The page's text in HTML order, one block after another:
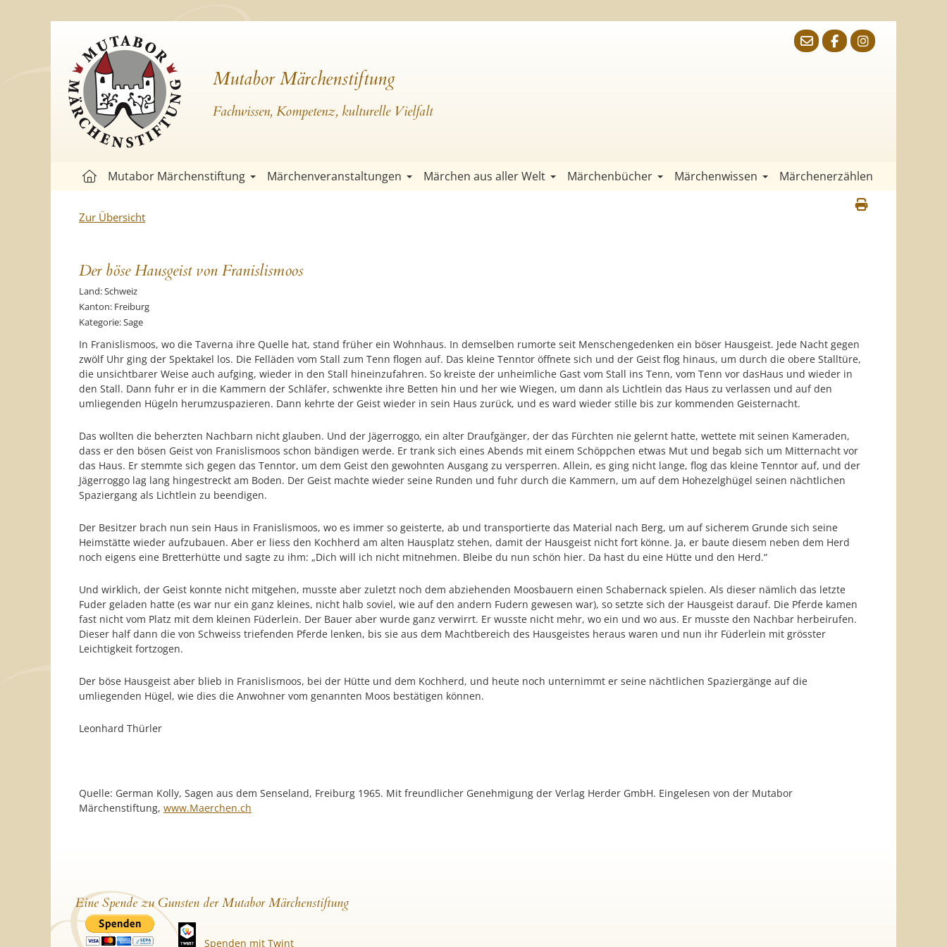
Mutabor Märchenstiftung
Fachwissen, Kompetenz, kulturelle Vielfalt
Mutabor Märchenstiftung Märchenveranstaltungen Märchen aus aller Welt Märchenbücher Märchenwissen Märchenerzählen
Zur Übersicht
Der böse Hausgeist von Franislismoos
Land: Schweiz
Kanton: Freiburg
Kategorie: Sage
In Franislismoos, wo die Taverna ihre Quelle hat, stand früher ein Wohnhaus. In demselben rumorte seit Menschengedenken ein böser Hausgeist. Jede Nacht gegen
zwölf Uhr ging der Spektakel los. Die Felläden vom Stall zum Tenn flogen auf. Das kleine Tenntor öffnete sich und der Geist flog hinaus, um durch die obere Stalltüre,
die unsichtbarer Weise auch aufging, wieder in den Stall hineinzufahren. So kreiste der unheimliche Gast vom Stall ins Tenn, vom Tenn vor dasHaus und wieder in
den Stall. Dann fuhr er in die Kammern der Schläfer, schwenkte ihre Betten hin und her wie Wiegen, um dann als Lichtlein das Haus zu verlassen und auf den
umliegenden Hügeln herumzuspazieren. Dann kehrte der Geist wieder in sein Haus zurück, und es ward wieder stille bis zur kommenden Geisternacht.
Das wollten die beherzten Nachbarn nicht glauben. Und der Jägerroggo, ein alter Draufgänger, der das Fürchten nie gelernt hatte, wettete mit seinen Kameraden,
dass er den bösen Geist von Franislismoos schon bändigen werde. Er trank sich eines Abends mit einem Schöppchen etwas Mut und begab sich um Mitternacht vor
das Haus. Er stemmte sich gegen das Tenntor, um dem Geist den gewohnten Ausgang zu versperren. Allein, es ging nicht lange, flog das kleine Tenntor auf, und der
Jägerroggo lag lang hingestreckt am Boden. Der Geist machte wieder seine Runden und fuhr durch die Kammern, um auf dem Hohezelghügel seinen nächtlichen
Spaziergang als Lichtlein zu beendigen.
Der Besitzer brach nun sein Haus in Franislismoos, wo es immer so geisterte, ab und transportierte das Material nach Berg, um auf sicherem Grunde sich seine
Heimstätte wieder aufzubauen. Aber er liess den Kochherd am alten Hausplatz stehen, damit der Hausgeist nicht fort könne. Ja, er baute diesem neben dem Herd
noch eigens eine Bretterhütte und sagte zu ihm: „Dich will ich nicht mitnehmen. Bleibe du nun schön hier. Da hast du eine Hütte und den Herd.“
Und wirklich, der Geist konnte nicht mitgehen, musste aber zuletzt noch dem abziehenden Moosbauern einen Schabernack spielen. Als dieser nämlich das letzte
Fuder geladen hatte (es war nur ein ganz kleines, nicht halb soviel, wie auf den andern Fudern gewesen war), so setzte sich der Hausgeist darauf. Die Pferde kamen
fast nicht vom Platz mit dem kleinen Füderlein. Der Bauer aber wurde ganz verwirrt. Er wusste nicht mehr, wo ein und wo aus. Er musste den Nachbar herbeirufen.
Dieser half dann die von Schweiss triefenden Pferde lenken, bis sie aus dem Machtbereich des Hausgeistes heraus waren und nun ihr Füderlein mit grösster
Leichtigkeit fortzogen.
Der böse Hausgeist aber blieb in Franislismoos, bei der Hütte und dem Kochherd, und heute noch unternimmt er seine nächtlichen Spaziergänge auf die
umliegenden Hügel, wie dies die Anwohner vom genannten Moos bestätigen können.
Leonhard Thürler
Quelle: German Kolly, Sagen aus dem Senseland, Freiburg 1965. Mit freundlicher Genehmigung der Verlag Herder GmbH. Eingelesen von der Mutabor
Märchenstiftung, www.Maerchen.ch
Eine Spende zu Gunsten der Mutabor Märchenstiftung
Spenden mit Twint